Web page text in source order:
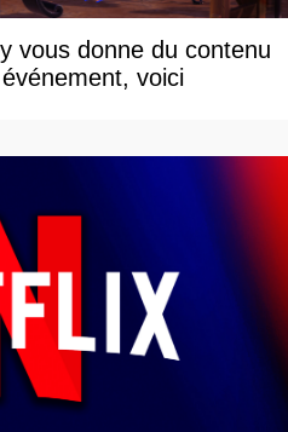
vous donne du contenu
voici